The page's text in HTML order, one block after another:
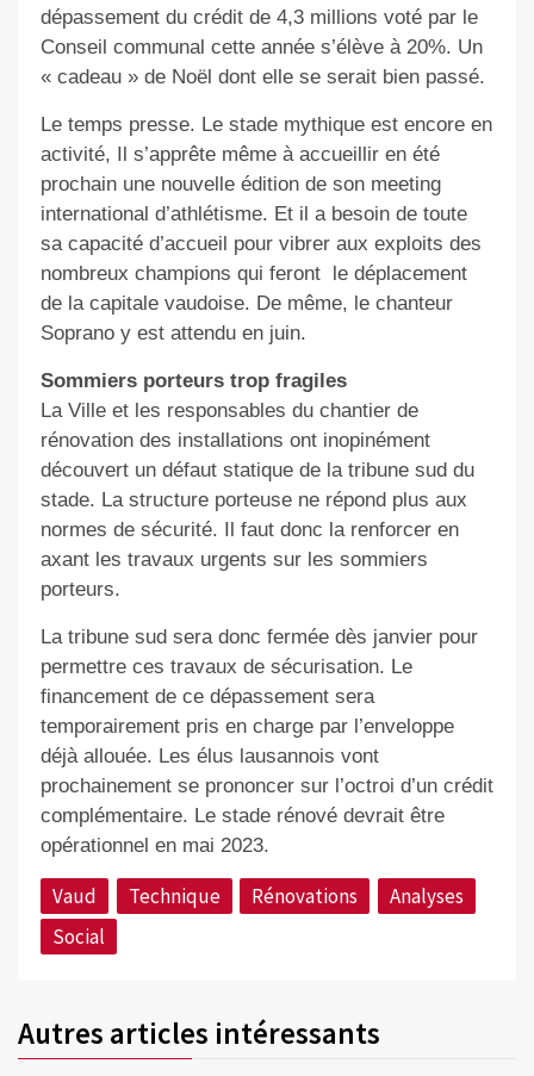
dépassement du crédit de 4,3 millions voté par le
Conseil communal cette année s’élève à 20%. Un
« cadeau » de Noël dont elle se serait bien passé.
Le temps presse. Le stade mythique est encore en
activité, Il s’apprête même à accueillir en été
prochain une nouvelle édition de son meeting
international d’athlétisme. Et il a besoin de toute
sa capacité d’accueil pour vibrer aux exploits des
nombreux champions qui feront le déplacement
de la capitale vaudoise. De même, le chanteur
Soprano y est attendu en juin.
Sommiers porteurs trop fragiles
La Ville et les responsables du chantier de
rénovation des installations ont inopinément
découvert un défaut statique de la tribune sud du
stade. La structure porteuse ne répond plus aux
normes de sécurité. Il faut donc la renforcer en
axant les travaux urgents sur les sommiers
porteurs.
La tribune sud sera donc fermée dès janvier pour
permettre ces travaux de sécurisation. Le
financement de ce dépassement sera
temporairement pris en charge par l’enveloppe
déjà allouée. Les élus lausannois vont
prochainement se prononcer sur l’octroi d’un crédit
complémentaire. Le stade rénové devrait être
opérationnel en mai 2023.
Vaud Technique Rénovations
Analyses
Social
Autres articles intéressants